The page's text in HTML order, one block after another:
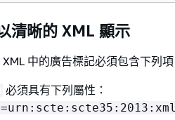
清晰的 XML 顯示
中的廣告標記必須包含下列項
必須具有下列屬性：